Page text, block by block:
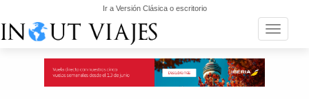
Ir a Versión Clásica o escritorio
Toggle